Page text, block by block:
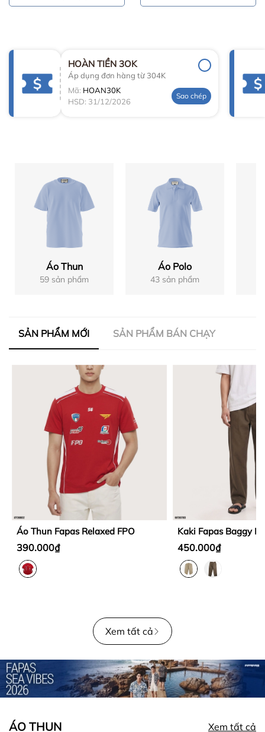
HOÀN TIỀN 3OK
Áp dụng đơn hàng từ 304K
Mã: HOAN30K
HSD: 31/12/2026
Sao chép
Áo Thun
59 sản phẩm
Áo Polo
43 sản phẩm
SẢN PHẨM MỚI SẢN PHẨM BÁN CHẠY
Áo Thun Fapas Relaxed FPO
390.000₫
Kaki Fapas Baggy
450.000₫
Xem tất cả
ÁO THUN Xem tất cả